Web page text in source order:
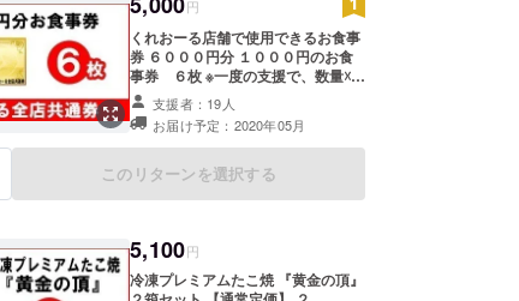
円
くれおーる店舗で使用できるお食事
券 ６０００円分 １０００円のお食
事券 ６枚 ※一度の支援で、数量☓２
０まで購入できます くれおーる全店
でお使いいただけるお食事券です。
名物のたこ焼や粉もんをお持ち帰り
していただくも良し、系列店で熟成
肉ステーキの宴会を開いていただく
２０２０年１２月３１日まで ※お釣
りの返金は出来ません ※お店への交
通費別途必要 ※使用可能店舗 くれ
支援者：19人
お届け予定：2020年05月
このリターンを選択する
5,100円
冷凍プレミアムたこ焼 『黄金の頂』